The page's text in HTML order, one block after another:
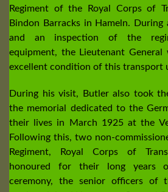
Regiment of the Royal Corps of
Bindon Barracks in Hameln.
and an inspection of the
equipment, the Lieutenant General
excellent condition of this transport
During his visit, Butler also took
the memorial dedicated to the
their lives in March 1925 at the
Following this, two non-
Regiment, Royal Corps of
honoured for their long years
ceremony, the senior officers of